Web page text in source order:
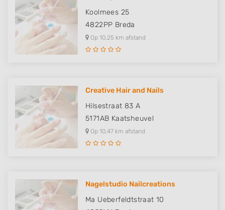
Koolmees 25
4822PP Breda
Op 10,25 km afstand
Creative Hair and Nails
Hilsestraat 83 A
5171AB Kaatsheuvel
Op 10,47 km afstand
Nagelstudio Nailcreations
Ma Ueberfeldtstraat 10